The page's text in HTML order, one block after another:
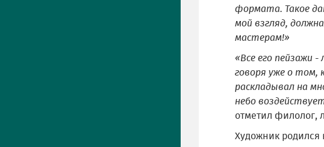
формата. Такое
мой взгляд,
мастерам!»
«Все его пейзажи
говоря уже о том,
раскладывал на
небо
отметил филолог,
Художник родился